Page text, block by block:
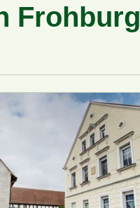
Frohburg